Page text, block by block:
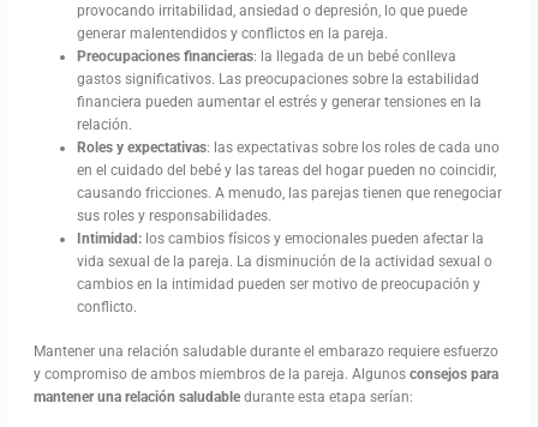
provocando irritabilidad, ansiedad o depresión, lo que puede
generar malentendidos y conflictos en la pareja.
Preocupaciones financieras: la llegada de un bebé conlleva
gastos significativos. Las preocupaciones sobre la estabilidad
financiera pueden aumentar el estrés y generar tensiones en la
relación.
Roles y expectativas: las expectativas sobre los roles de cada uno
en el cuidado del bebé y las tareas del hogar pueden no coincidir,
causando fricciones. A menudo, las parejas tienen que renegociar
sus roles y responsabilidades.
Intimidad: los cambios físicos y emocionales pueden afectar la
vida sexual de la pareja. La disminución de la actividad sexual o
cambios en la intimidad pueden ser motivo de preocupación y
conflicto.
Mantener una relación saludable durante el embarazo requiere esfuerzo
y compromiso de ambos miembros de la pareja. Algunosconsejos para
mantener una relación saludable durante esta etapa serían: